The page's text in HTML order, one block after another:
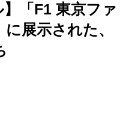
】「F1 東京ファ
展示された、